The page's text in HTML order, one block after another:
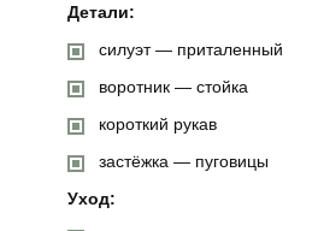
Детали:
силуэт — приталенный
воротник — стойка
короткий рукав
застёжка — пуговицы
Уход: